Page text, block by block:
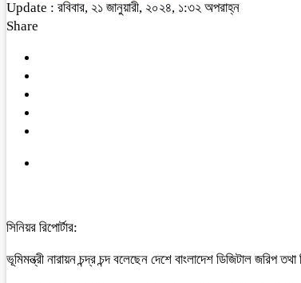
Update : রবিবার, ২১ জানুয়ারী, ২০২৪, ১:৩২ অপরাহ্ন
Share
সিনিয়র রিপোর্টার:
ভূমিমন্ত্রী নারায়ন চন্দ্র চন্দ বলেছেন দেশে বাংলাদেশ ডিজিটাল জরিপ